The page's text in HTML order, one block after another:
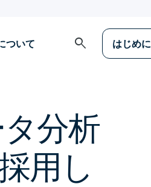
ついて search はじめに
分析
用し